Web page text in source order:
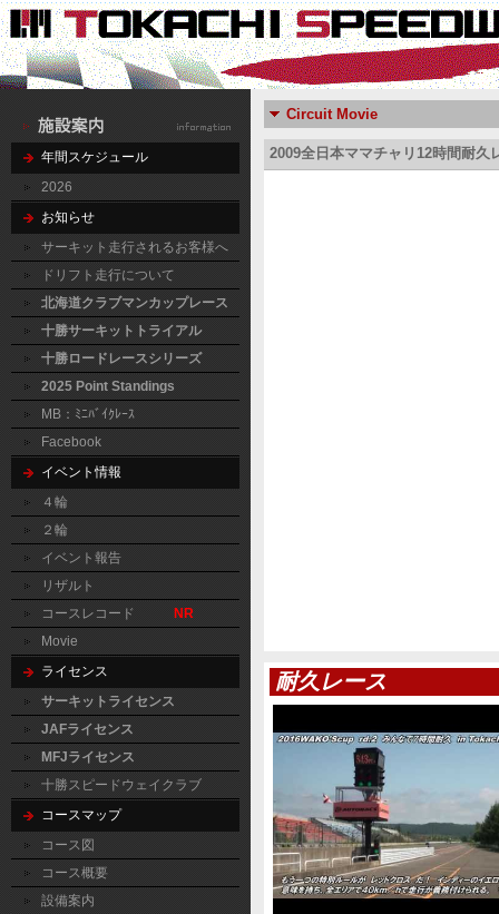
年間スケジュール
2026
お知らせ
サーキット走行されるお客様へ
ドリフト走行について
北海道クラブマンカップレース
十勝サーキットトライアル
十勝ロードレースシリーズ
2025 Point Standings
MB：ﾐﾆﾊﾞｲｸﾚｰｽ
Facebook
イベント情報
４輪
２輪
イベント報告
リザルト
コースレコード
NR
Movie
ライセンス
サーキットライセンス
JAFライセンス
MFJライセンス
十勝スピードウェイクラブ
コースマップ
コース図
コース概要
設備案内
Circuit Movie
2009全日本ママチャリ12時間耐久
耐久レース